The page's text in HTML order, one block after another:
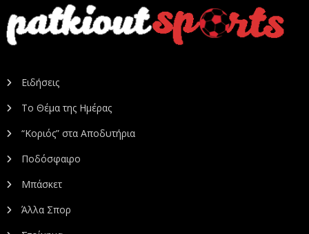
Ειδήσεις
Το Θέμα της Ημέρας
“Κοριός” στα Αποδυτήρια
Ποδόσφαιρο
Μπάσκετ
Άλλα Σπορ